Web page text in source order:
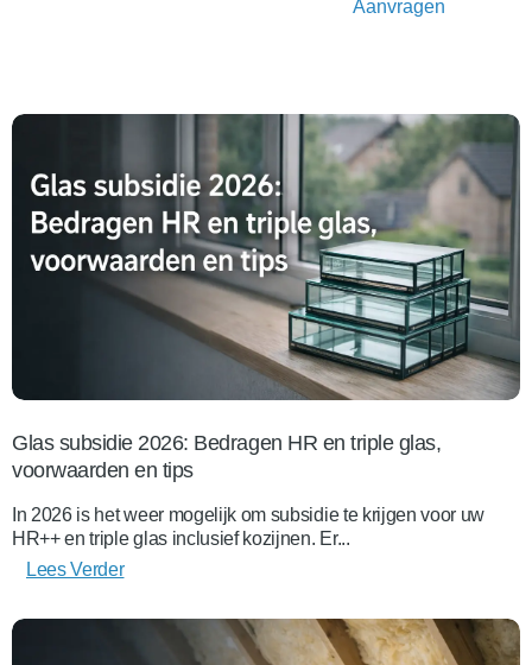
Aanvragen
Glas subsidie 2026: Bedragen HR en triple glas,
voorwaarden en tips
In 2026 is het weer mogelijk om subsidie te krijgen voor uw
HR++ en triple glas inclusief kozijnen. Er...
Lees Verder